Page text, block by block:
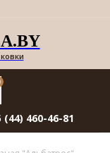
(44) 460-46-81